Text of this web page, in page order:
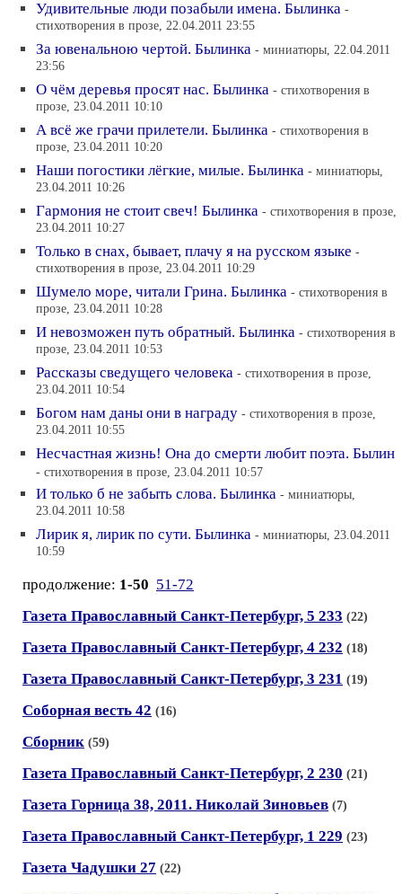
Удивительные люди позабыли имена. Былинка -
стихотворения в прозе, 22.04.2011 23:55
За ювенальною чертой. Былинка - миниатюры, 22.04.2011
23:56
О чём деревья просят нас. Былинка - стихотворения в
прозе, 23.04.2011 10:10
А всё же грачи прилетели. Былинка - стихотворения в
прозе, 23.04.2011 10:20
Наши погостики лёгкие, милые. Былинка - миниатюры,
23.04.2011 10:26
Гармония не стоит свеч! Былинка - стихотворения в прозе,
23.04.2011 10:27
Только в снах, бывает, плачу я на русском языке -
стихотворения в прозе, 23.04.2011 10:29
Шумело море, читали Грина. Былинка - стихотворения в
прозе, 23.04.2011 10:28
И невозможен путь обратный. Былинка - стихотворения в
прозе, 23.04.2011 10:53
Рассказы сведущего человека - стихотворения в прозе,
23.04.2011 10:54
Богом нам даны они в награду - стихотворения в прозе,
23.04.2011 10:55
Несчастная жизнь! Она до смерти любит поэта. Былин
- стихотворения в прозе, 23.04.2011 10:57
И только б не забыть слова. Былинка - миниатюры,
23.04.2011 10:58
Лирик я, лирик по сути. Былинка - миниатюры, 23.04.2011
10:59
продолжение: 1-50 51-72
Газета Православный Санкт-Петербург, 5 233 (22)
Газета Православный Санкт-Петербург, 4 232 (18)
Газета Православный Санкт-Петербург, 3 231 (19)
Соборная весть 42 (16)
Сборник (59)
Газета Православный Санкт-Петербург, 2 230 (21)
Газета Горница 38, 2011. Николай Зиновьев (7)
Газета Православный Санкт-Петербург, 1 229 (23)
Газета Чадушки 27 (22)